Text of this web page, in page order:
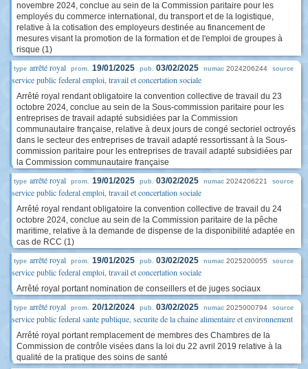
novembre 2024, conclue au sein de la Commission paritaire pour les
employés du commerce international, du transport et de la logistique,
relative à la cotisation des employeurs destinée au financement de
mesures visant la promotion de la formation et de l'emploi de groupes à
risque (1)
type arrêté royal prom. 19/01/2025 pub. 03/02/2025 numac 2024206244 source
service public federal emploi, travail et concertation sociale
Arrêté royal rendant obligatoire la convention collective de travail du 23
octobre 2024, conclue au sein de la Sous-commission paritaire pour les
entreprises de travail adapté subsidiées par la Commission
communautaire française, relative à deux jours de congé sectoriel octroyés
dans le secteur des entreprises de travail adapté ressortissant à la Sous-
commission paritaire pour les entreprises de travail adapté subsidiées par
la Commission communautaire française
type arrêté royal prom. 19/01/2025 pub. 03/02/2025 numac 2024206221 source
service public federal emploi, travail et concertation sociale
Arrêté royal rendant obligatoire la convention collective de travail du 24
octobre 2024, conclue au sein de la Commission paritaire de la pêche
maritime, relative à la demande de dispense de la disponibilité adaptée en
cas de RCC (1)
type arrêté royal prom. 19/01/2025 pub. 03/02/2025 numac 2025200055 source
service public federal emploi, travail et concertation sociale
Arrêté royal portant nomination de conseillers et de juges sociaux
type arrêté royal prom. 20/12/2024 pub. 03/02/2025 numac 2025000794 source
service public federal sante publique, securite de la chaine alimentaire et environnement
Arrêté royal portant remplacement de membres des Chambres de la
Commission de contrôle visées dans la loi du 22 avril 2019 relative à la
qualité de la pratique des soins de santé